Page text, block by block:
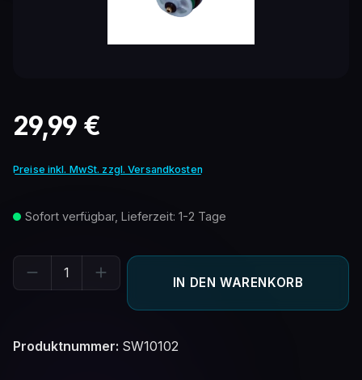
Regulärer Preis:
29,99 €
Preise inkl. MwSt. zzgl. Versandkosten
Sofort verfügbar, Lieferzeit: 1-2 Tage
Produkt Anzahl: Gib den gewünschten Wert ein oder
IN DEN WARENKORB
Produktnummer: SW10102